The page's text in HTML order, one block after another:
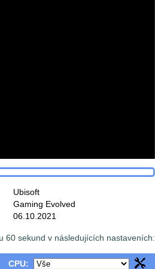
Ubisoft
Gaming Evolved
06.10.2021
60 sekund v následujících nastaveních:
CPU: